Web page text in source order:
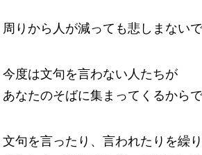
周りから人が減っても悲しまないで
今度は文句を言わない人たちが
あなたのそばに集まってくるからで
文句を言ったり、言われたりを繰